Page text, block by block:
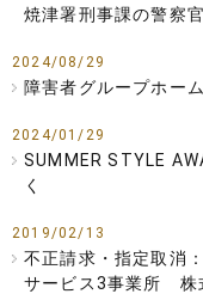
焼津署刑事課の警察
2024/08/29
障害者グループホー
2024/01/29
SUMMER STYLE
く
2019/02/13
不正請求・指定取消
サービス3事業所 株